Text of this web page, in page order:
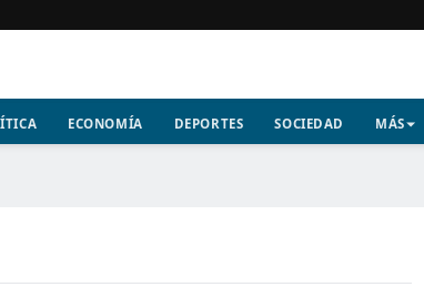
ECONOMÍA DEPORTES SOCIEDAD MÁS